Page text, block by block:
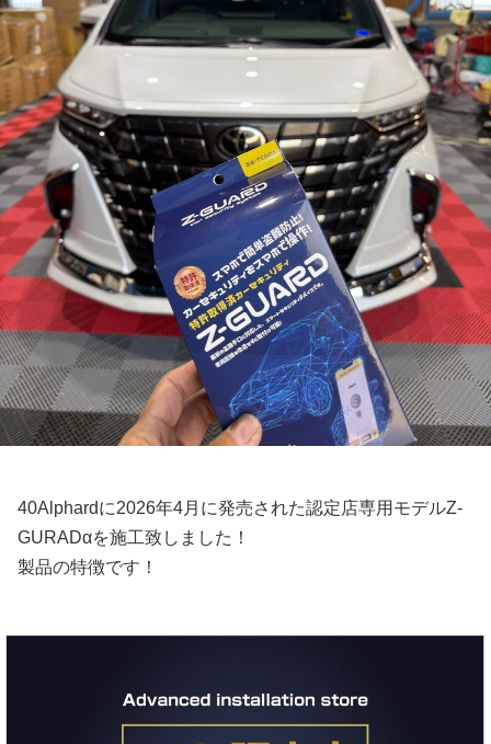
40Alphardに2026年4月に発売された認定店専用モデルZ-
GURADαを施工致しました！
製品の特徴です！